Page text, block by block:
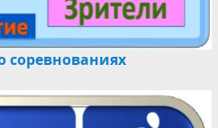
соревнованиях